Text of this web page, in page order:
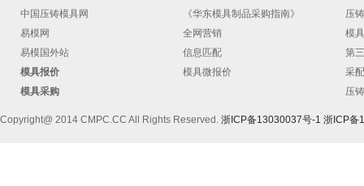
中国压铸模具网
易模网
易模国外站
模具报价
模具采购
《华东模具制品采购指南》
全网营销
信息匹配
模具微报价
压
模
第
采
压
Copyright@ 2014 CMPC.CC All Rights Reserved. 浙ICP备13030037号-1 浙ICP备